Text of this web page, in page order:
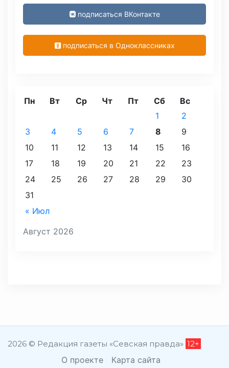
подписаться ВКонтакте
подписаться в Одноклассниках
Август 2026
Пн Вт Ср Чт Пт Сб Вс
« Июл
1
2
3
4 5 6 7 8
9
10
11 12 13 14 15
16
17
18 19 20 21 22
23
24
25 26 27 28 29
30
31
2026 © Редакция газеты «Севская правда» 12+
О проекте Карта сайта